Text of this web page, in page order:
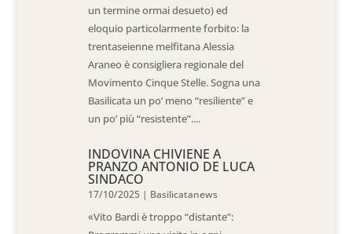
un termine ormai desueto) ed
eloquio particolarmente forbito: la
trentaseienne melfitana Alessia
Araneo è consigliera regionale del
Movimento Cinque Stelle. Sogna una
Basilicata un po’ meno “resiliente” e
un po’ più “resistente”....
INDOVINA CHIVIENE A
PRANZO ANTONIO DE LUCA
SINDACO
17/10/2025 | Basilicatanews
«Vito Bardi è troppo “distante”: